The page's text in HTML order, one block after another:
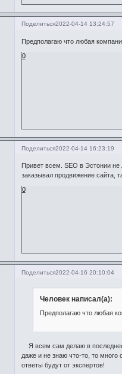
Поделиться2022-04-14 13:24:57
Предполагаю что любая
0
Поделиться2022-04-14 16:23:19
Привет всем. SEO в Эстонии не
заказывал продвижение сайта,
0
Поделиться2022-04-16 20:10:04
Человек написал(а):
Предполагаю что любая
Я всем сам делаю в последнее
даже и не знаю что-то, то много
ответы будут от экспертов!